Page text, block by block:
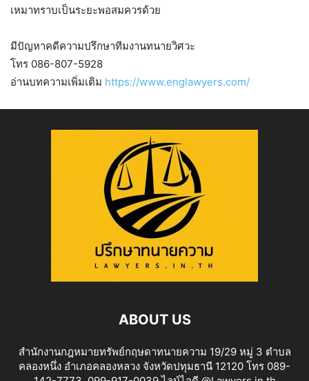
เหมาทราบเป็นระยะพอสมควรด้วย
มีปัญหาคดีความปรึกษาทีมงานทนายวิศวะ
โทร 086-807-5928
อ่านบทความเพิ่มเติม https://www.englawyers.com/
ABOUT US
สำนักงานกฎหมายทรัพย์กฤษดาทนายความ 19/29 หมู่ 3 ตำบล
คลองหนึ่ง อำเภอคลองหลวง จังหวัดปทุมธานี 12120 โทร 089-